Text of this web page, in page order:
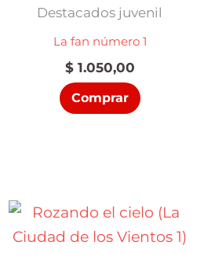
Destacados juvenil
La fan número 1
$1.050,00
Comprar